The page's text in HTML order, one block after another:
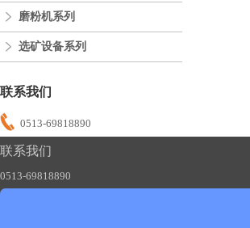
磨粉机系列
选矿设备系列
联系我们
0513-69818890
联系我们
0513-69818890